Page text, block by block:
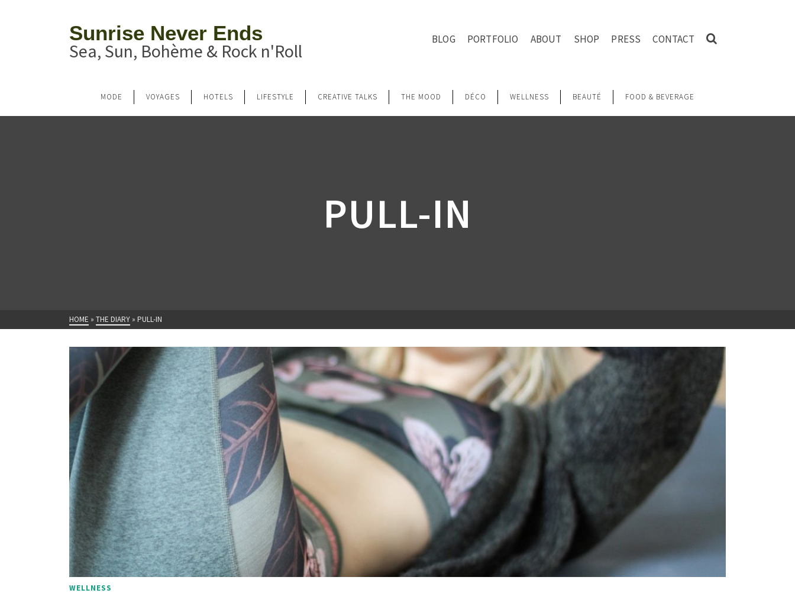
Sunrise Never Ends
Sea, Sun, Bohème & Rock n'Roll
BLOG PORTFOLIO ABOUT SHOP PRESS CONTACT
MODE VOYAGES HOTELS LIFESTYLE CREATIVE TALKS THE MOOD DÉCO WELLNESS BEAUTÉ FOOD & BEVERAGE
PULL-IN
HOME » THE DIARY » PULL-IN
WELLNESS